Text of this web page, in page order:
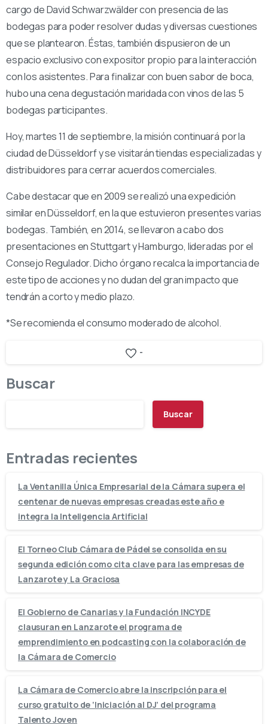
cargo de David Schwarzwälder con presencia de las
bodegas para poder resolver dudas y diversas cuestiones
que se plantearon. Éstas, también dispusieron de un
espacio exclusivo con expositor propio para la interacción
con los asistentes. Para finalizar con buen sabor de boca,
hubo una cena degustación maridada con vinos de las 5
bodegas participantes.
Hoy, martes 11 de septiembre, la misión continuará por la
ciudad de Düsseldorf y se visitarán tiendas especializadas y
distribuidores para cerrar acuerdos comerciales.
Cabe destacar que en 2009 se realizó una expedición
similar en Düsseldorf, en la que estuvieron presentes varias
bodegas. También, en 2014, se llevaron a cabo dos
presentaciones en Stuttgart y Hamburgo, lideradas por el
Consejo Regulador. Dicho órgano recalca la importancia de
este tipo de acciones y no dudan del gran impacto que
tendrán a corto y medio plazo.
*Se recomienda el consumo moderado de alcohol.
-
Buscar
Buscar
Entradas recientes
La Ventanilla Única Empresarial de la Cámara supera el
centenar de nuevas empresas creadas este año e
integra la Inteligencia Artificial
El Torneo Club Cámara de Pádel se consolida en su
segunda edición como cita clave para las empresas de
Lanzarote y La Graciosa
El Gobierno de Canarias y la Fundación INCYDE
clausuran en Lanzarote el programa de
emprendimiento en podcasting con la colaboración de
la Cámara de Comercio
La Cámara de Comercio abre la inscripción para el
curso gratuito de ‘Iniciación al DJ’ del programa
Talento Joven